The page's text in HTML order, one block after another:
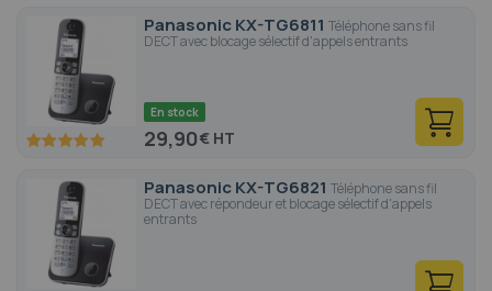
Panasonic KX-TG6811 Téléphone sans fil
DECT avec blocage sélectif d'appels entrants
100 100
En stock
29,90€
Panasonic KX-TG6821 Téléphone sans fil
DECT avec répondeur et blocage sélectif d'appels
entrants